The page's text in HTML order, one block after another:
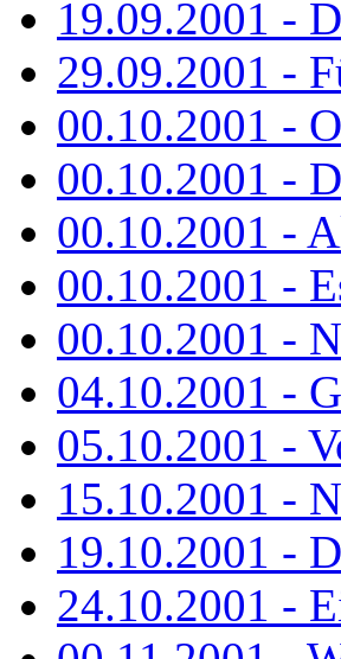
19.09.2001 -
29.09.2001 -
00.10.2001 -
00.10.2001 -
00.10.2001 -
00.10.2001 -
00.10.2001 -
04.10.2001 -
05.10.2001 -
15.10.2001 -
19.10.2001 -
24.10.2001 -